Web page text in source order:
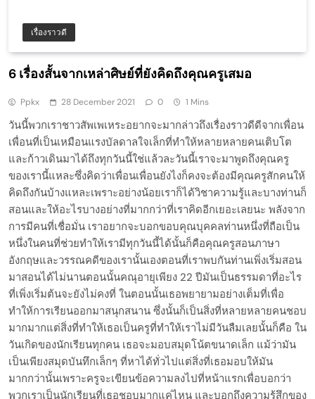
เรื่องราวดี
6 เรื่องสั้นจากเหล่าศิษย์ที่ยังคิดถึงคุณครูเสมอ
Ppkx 28 December 2021 0 1 Mins
วันนี้พวกเราชาวสัพเพเหระอยากจะมากล่าวถึงเรื่องราวดีดีจากเพื่อน
เพื่อนที่เป็นเหมือนแรงบัลดาลใจเล็กที่ทำให้หลายหลายคนเติบโต
และก้าวเดินมาได้ถึงทุกวันนี้ใช่แล้วละวันนี้เราจะมาพูดถึงคุณครู
ของเรานี้แหละซึ่งคิดว่าเพื่อนเพื่อนยังไงก็คงจะต้องมีคุณครูสักคนให้
คิดถึงกันบ้างแหละเพราะอย่างน้อยเราก็ได้วิชาความรู้และบางท่านก็
สอนและให้อะไรบางอย่างที่มากกว่าที่เราคิดอีกเยอะเลยนะ พลังจาก
การมีคนที่เชื่อมั่น เราอยากจะบอกขอบคุณบุคคลท่านหนึ่งที่ถือเป็น
หนึ่งในคนที่ช่วยทำให้เรามีทุกวันนี้ได้นั้นก็คือคุณครูสอนภาษา
อังกฤษและวรรณคดีของเรานั้นเองตอนที่เราพบกันท่านเพิ่งเริ่มสอน
มาสอนได้ไม่นานตอนนั้นคณุอายุเพียง 22 ปีมันเป็นธรรมดาที่อะไร
ที่เพิ่งเริ่มต้นจะยังไม่คงที่ ในตอนนั้นเธอพยายามอย่างเต็มที่เพื่อ
ทำให้การเรียนออกมาสนุกสนาน ซึ่งนั้นก็เป็นสิ่งที่หลายหลายคนชอบ
มากมากแต่สิ่งที่ทำให้เธอเป็นครูที่ทำให้เราไม่มีวันลืมเลยนั้นก็คือ ใน
วันเกิดของนักเรียนทุกคน เธอจะมอบสมุดโน้ตขนาดเล็ก แม้ว่ามัน
เป็นเพียงสมุดบันทึกเล็กๆ ที่หาได้ทั่วไปแต่สิ่งที่เธอมอบให้มัน
มากกว่านั้นเพราะครูจะเขียนข้อความลงไปที่หน้าแรกเพื่อบอกว่า
พวกเราเป็นนักเรียนที่เธอชอบมากแค่ไหน และบอกถึงความรู้สึกของ